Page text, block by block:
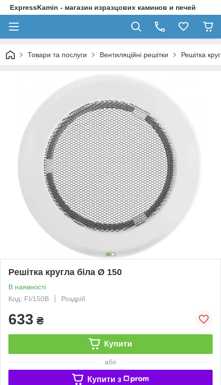
ExpressKamin - магазин изразцових каминов и печей
Товари та послуги Вентиляційні решітки Решітка
Решітка кругла біла Ø 150
В наявності
Код: FI/150B
Роздріб
633 ₴
Купити
або
Купити з